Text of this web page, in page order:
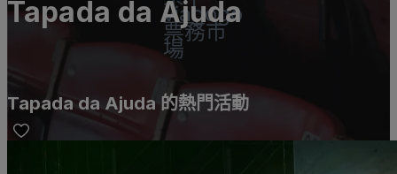
viagogo
票務市
場
Tapada da Ajuda
Tapada da Ajuda 的熱門活動